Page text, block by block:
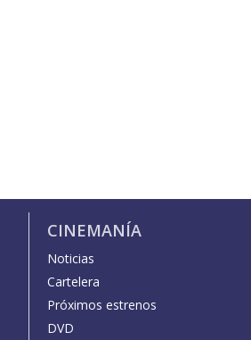
CINEMANÍA
Noticias
Cartelera
Próximos estrenos
DVD